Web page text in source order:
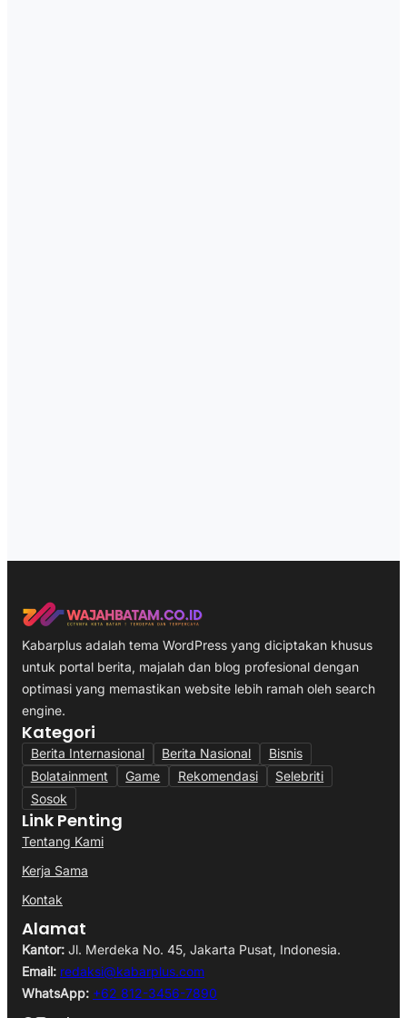
Kabarplus adalah tema WordPress yang diciptakan khusus
untuk portal berita, majalah dan blog profesional dengan
optimasi yang memastikan website lebih ramah oleh search
engine.
Kategori
Berita Internasional Berita Nasional
Bisnis
Bolatainment
Game Rekomendasi
Selebriti
Sosok
Link Penting
Tentang Kami
Kerja Sama
Kontak
Alamat
Kantor: Jl. Merdeka No. 45, Jakarta Pusat, Indonesia.
Email: redaksi@kabarplus.com
WhatsApp: +62 812-3456-7890